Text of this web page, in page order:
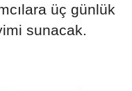
üç günlük
sunacak.